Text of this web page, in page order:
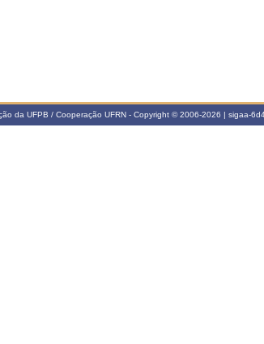
da UFPB / Cooperação UFRN - Copyright © 2006-2026 | sigaa-